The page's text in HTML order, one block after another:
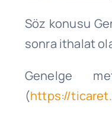
Söz konusu
sonra ithalat
Genelge
(https://